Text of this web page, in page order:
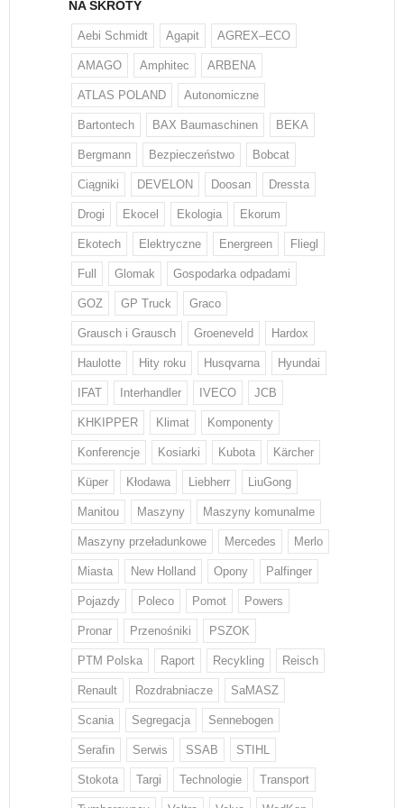
NA SKRÓTY
Aebi Schmidt Agapit AGREX–ECO
AMAGO Amphitec ARBENA
ATLAS POLAND Autonomiczne
Bartontech BAX Baumaschinen BEKA
Bergmann Bezpieczeństwo Bobcat
Ciągniki DEVELON Doosan Dressta
Drogi Ekocel Ekologia Ekorum
Ekotech Elektryczne Energreen Fliegl
Full Glomak Gospodarka odpadami
GOZ GP Truck Graco
Grausch i Grausch Groeneveld Hardox
Haulotte Hity roku Husqvarna Hyundai
IFAT Interhandler IVECO JCB
KHKIPPER Klimat Komponenty
Konferencje Kosiarki Kubota Kärcher
Küper Kłodawa Liebherr LiuGong
Manitou Maszyny Maszyny komunalme
Maszyny przeładunkowe Mercedes Merlo
Miasta New Holland Opony Palfinger
Pojazdy Poleco Pomot Powers
Pronar Przenośniki PSZOK
PTM Polska Raport Recykling Reisch
Renault Rozdrabniacze SaMASZ
Scania Segregacja Sennebogen
Serafin Serwis SSAB STIHL
Stokota Targi Technologie Transport